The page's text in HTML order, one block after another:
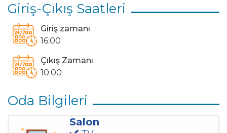
Yemek Masası
Sandalyeler
Barbekü (Mangal)
Yatak Sayıları
1 Çift Kişilik Yatak
Manzara
Giriş-Çıkış Saatleri
Giriş zamanı
16:00
Çıkış Zamanı
10:00
Oda Bilgileri
Salon